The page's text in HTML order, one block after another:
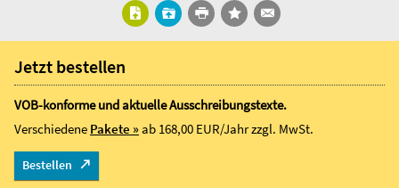
Jetzt bestellen
VOB-konforme und aktuelle Ausschreibungstexte.
Verschiedene Pakete »ab 168,00 EUR/Jahrzzgl. MwSt.
Bestellen